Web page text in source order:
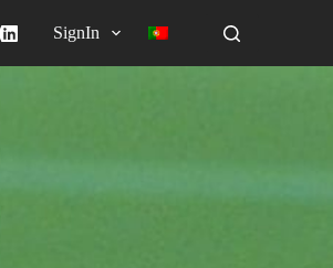
SignIn